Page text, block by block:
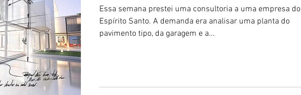
Essa semana prestei uma consultoria a uma empresa do
Espírito Santo. A demanda era analisar uma planta do
pavimento tipo, da garagem e a...